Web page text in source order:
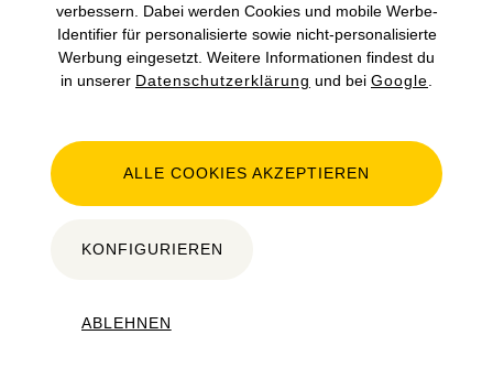
verbessern. Dabei werden Cookies und mobile Werbe-
Identifier für personalisierte sowie nicht-personalisierte
Werbung eingesetzt. Weitere Informationen findest du
in unserer Datenschutzerklärung und bei Google
ALLE COOKIES AKZEPTIEREN
KONFIGURIEREN
ABLEHNEN